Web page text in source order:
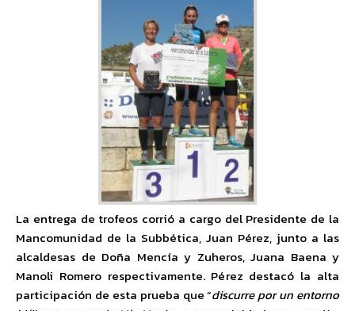
La entrega de trofeos corrió a cargo del Presidente de la
Mancomunidad de la Subbética, Juan Pérez, junto a las
alcaldesas de Doña Mencía y Zuheros, Juana Baena y
Manoli Romero respectivamente. Pérez destacó la alta
participación de esta prueba que “discurre por un entorno